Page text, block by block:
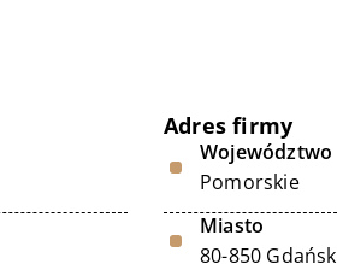
Adres firmy
Województwo
Pomorskie
Miasto
80-850 Gdańsk